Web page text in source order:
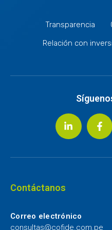
Transparencia
Relación con
Contáctanos
Correo electrónico
consultas@cofide.com.pe